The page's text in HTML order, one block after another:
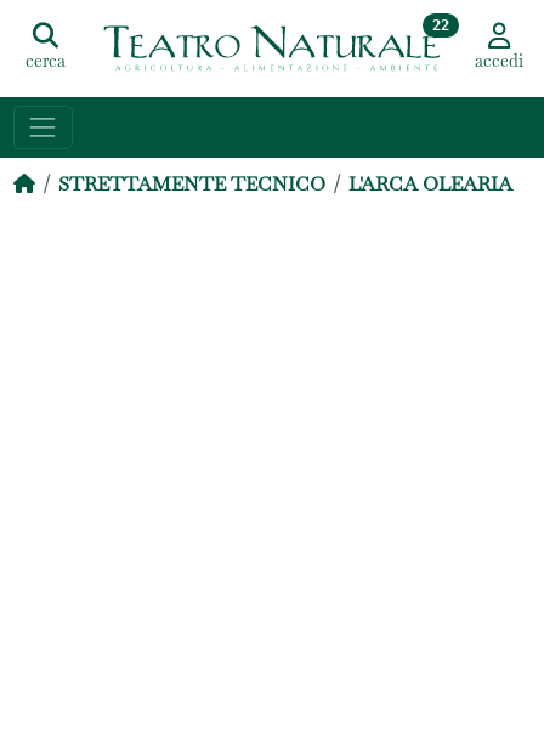
cerca
22
accedi
STRETTAMENTE TECNICO L'ARCA OLEARIA